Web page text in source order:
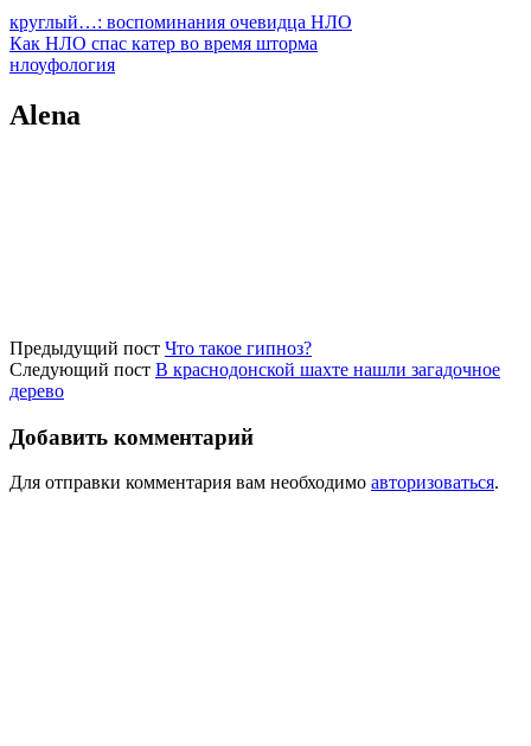
круглый…: воспоминания очевидца НЛО
Как НЛО спас катер во время шторма
нлоуфология
Alena
Предыдущий пост Что такое гипноз?
Следующий пост В краснодонской шахте нашли загадочное
дерево
Добавить комментарий
Для отправки комментария вам необходимо авторизоваться.